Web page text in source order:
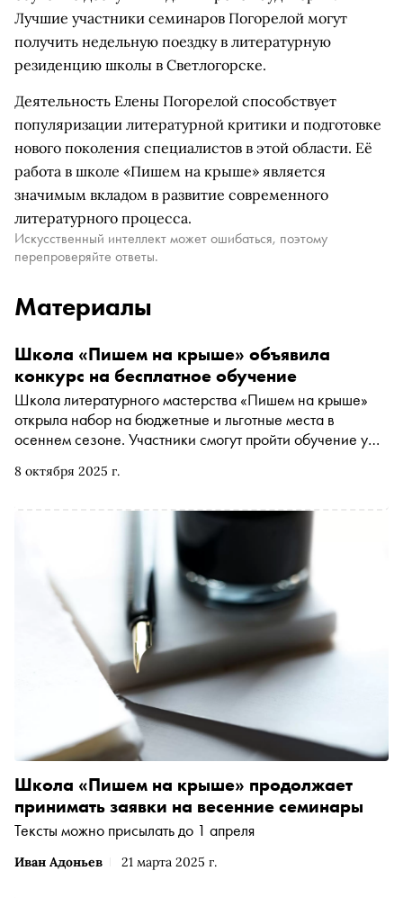
Лучшие участники семинаров Погорелой могут
получить недельную поездку в литературную
резиденцию школы в Светлогорске.
Деятельность Елены Погорелой способствует
популяризации литературной критики и подготовке
нового поколения специалистов в этой области. Её
работа в школе «Пишем на крыше» является
значимым вкладом в развитие современного
литературного процесса.
Искусственный интеллект может ошибаться, поэтому
перепроверяйте ответы.
Материалы
8 октября 2025 г.
Школа «Пишем на крыше» объявила
конкурс на бесплатное обучение
Школа литературного мастерства «Пишем на крыше»
открыла набор на бюджетные и льготные места в
осеннем сезоне. Участники смогут пройти обучение у
отправятся в литературную резиденцию школы в
Иван Адоньев 21 марта 2025 г.
Школа «Пишем на крыше» продолжает
принимать заявки на весенние семинары
Тексты можно присылать до 1 апреля